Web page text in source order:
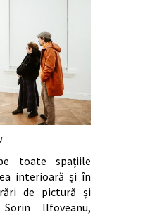
toate spațiile
interioară și în
de pictură și
Ilfoveanu,